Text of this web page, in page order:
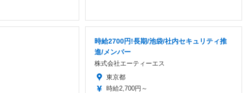
時給2700円!長期/池袋/社内セキュリティ推
進/メンバー
株式会社エーティーエス
東京都
時給2,700円～